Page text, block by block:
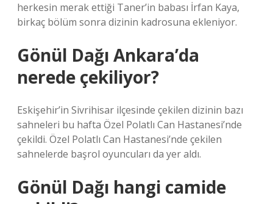
herkesin merak ettiği Taner’in babası İrfan Kaya,
birkaç bölüm sonra dizinin kadrosuna ekleniyor.
Gönül Dağı Ankara’da
nerede çekiliyor?
Eskişehir’in Sivrihisar ilçesinde çekilen dizinin bazı
sahneleri bu hafta Özel Polatlı Can Hastanesi’nde
çekildi. Özel Polatlı Can Hastanesi’nde çekilen
sahnelerde başrol oyuncuları da yer aldı.
Gönül Dağı hangi camide